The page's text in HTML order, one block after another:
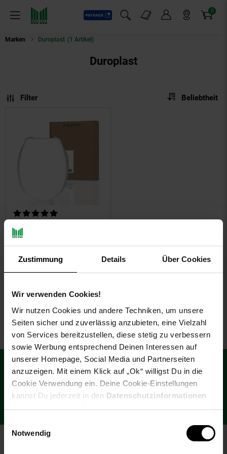
Zustimmung Details Über Cookies
Wir verwenden Cookies!
Wir nutzen Cookies und andere Techniken, um unsere
Seiten sicher und zuverlässig anzubieten, eine Vielzahl
von Services bereitzustellen, diese stetig zu verbessern
sowie Werbung entsprechend Deinen Interessen auf
unserer Homepage, Social Media und Partnerseiten
anzuzeigen. Mit einem Klick auf „Ok“ willigst Du in die
Cookie Verwendung ein. Deine Cookie-Einstellungen
kannst Du jederzeit in den Datenschutzinformationen
ändern bzw. widerrufen.
Einwilligungsauswahl
Notwendig
Menü
Payback
Suchfeld einblenden
Markt-Angebote 0
Artikel
Marken Duroplast (1 Artikel)
Duroplast
Filter Sortierung:
Beliebtheit
Schütte Duroplast WC Sitz
WHITE
Kundenbewertung: 5 von 5 Sternen
NUR
27, nur 27,
Fußzeile
Newsletter Anmeldung
Abonniere unseren Newsletter und
sichere dir einen 15 €**-Gutschein!
15
Gutschein